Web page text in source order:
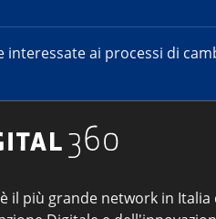
ai processi di
è il più grande network in